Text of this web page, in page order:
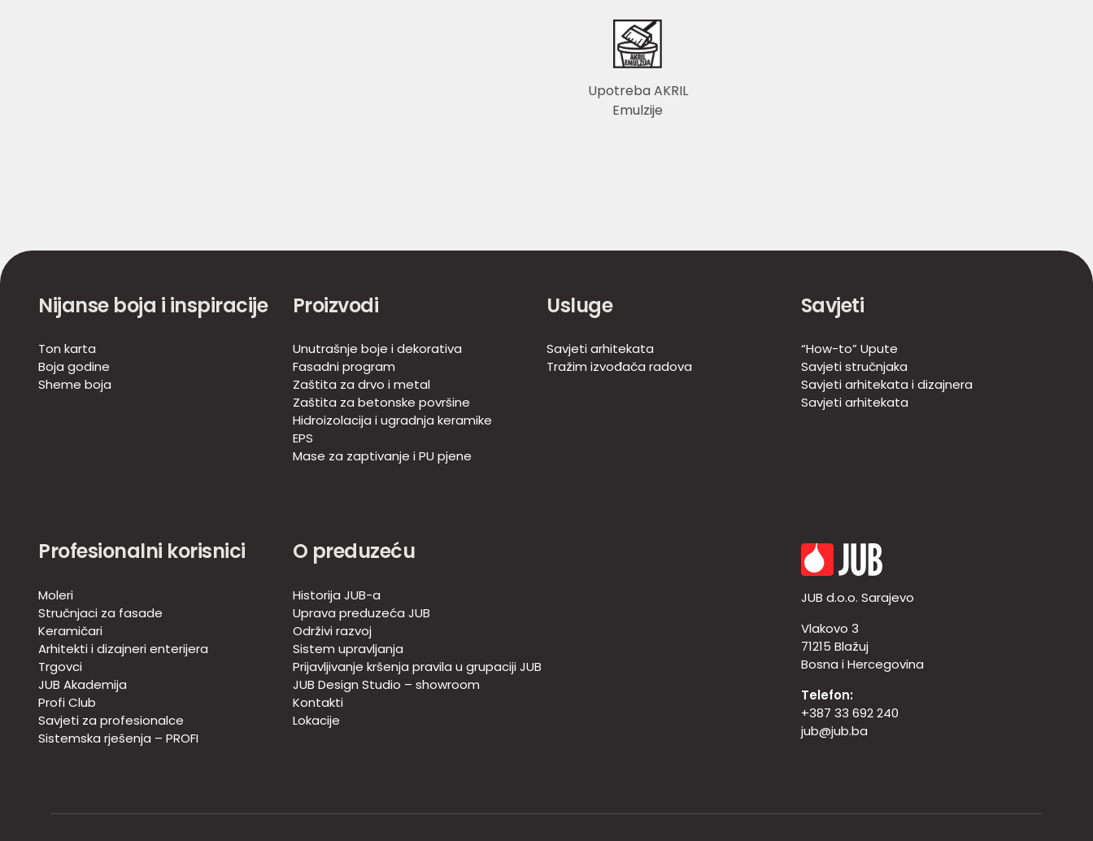
Upotreba AKRIL
Emulzije
Nijanse boja i inspiracije
Ton karta
Boja godine
Sheme boja
Proizvodi
Unutrašnje boje i dekorativa
Fasadni program
Zaštita za drvo i metal
Zaštita za betonske površine
Hidroizolacija i ugradnja keramike
EPS
Mase za zaptivanje i PU pjene
Usluge
Savjeti arhitekata
Tražim izvođača radova
Savjeti
“How-to” Upute
Savjeti stručnjaka
Savjeti arhitekata i dizajnera
Savjeti arhitekata
Profesionalni korisnici
Moleri
Stručnjaci za fasade
Keramičari
Arhitekti i dizajneri enterijera
Trgovci
JUB Akademija
Profi Club
Savjeti za profesionalce
Sistemska rješenja – PROFI
O preduzeću
Historija JUB-a
Uprava preduzeća JUB
Održivi razvoj
Sistem upravljanja
Prijavljivanje kršenja pravila u grupaciji JUB
JUB Design Studio – showroom
Kontakti
Lokacije
JUB d.o.o. Sarajevo
Vlakovo 3
71215 Blažuj
Bosna i Hercegovina
Telefon:
+387 33 692 240
jub@jub.ba